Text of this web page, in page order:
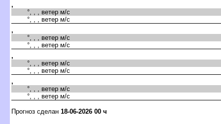
,
°, , , ветер м/с
°, , , ветер м/с
,
°, , , ветер м/с
°, , , ветер м/с
,
°, , , ветер м/с
°, , , ветер м/с
,
°, , , ветер м/с
°, , , ветер м/с
Прогноз сделан 18-06-2026 00 ч